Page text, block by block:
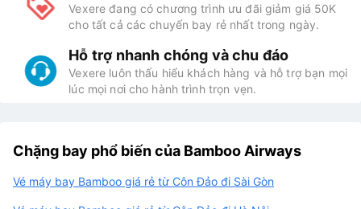
Vexere đang có chương trình ưu đãi giảm giá 50K
cho tất cả các chuyến bay rẻ nhất trong ngày.
Hỗ trợ nhanh chóng và chu đáo
Vexere luôn thấu hiểu khách hàng và hỗ trợ bạn mọi
lúc mọi nơi cho hành trình trọn vẹn.
Chặng bay phổ biến của Bamboo Airways
Vé máy bay Bamboo giá rẻ từ Côn Đảo đi Sài Gòn